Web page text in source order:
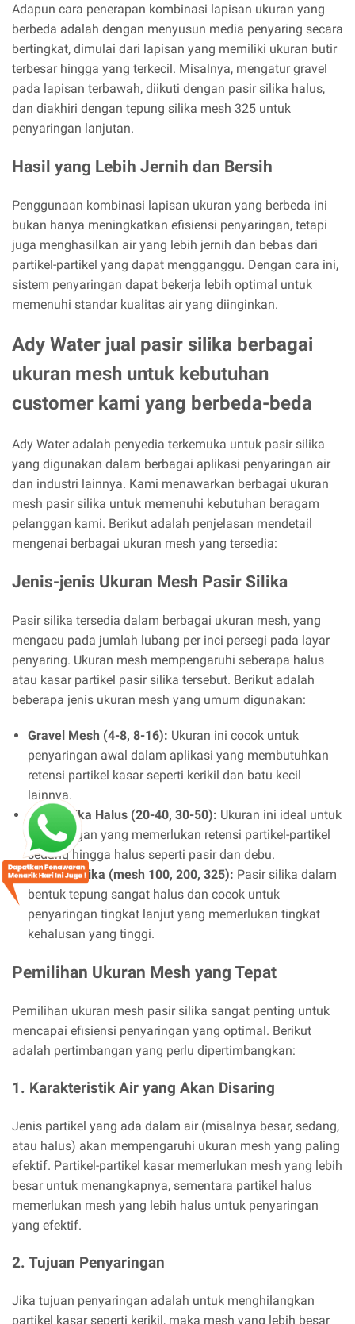
Adapun cara penerapan kombinasi lapisan ukuran yang
berbeda adalah dengan menyusun media penyaring secara
bertingkat, dimulai dari lapisan yang memiliki ukuran butir
terbesar hingga yang terkecil. Misalnya, mengatur gravel
pada lapisan terbawah, diikuti dengan pasir silika halus,
dan diakhiri dengan tepung silika mesh 325 untuk
penyaringan lanjutan.
Hasil yang Lebih Jernih dan Bersih
Penggunaan kombinasi lapisan ukuran yang berbeda ini
bukan hanya meningkatkan efisiensi penyaringan, tetapi
juga menghasilkan air yang lebih jernih dan bebas dari
partikel-partikel yang dapat mengganggu. Dengan cara ini,
sistem penyaringan dapat bekerja lebih optimal untuk
memenuhi standar kualitas air yang diinginkan.
Ady Water jual pasir silika berbagai
ukuran mesh untuk kebutuhan
customer kami yang berbeda-beda
Ady Water adalah penyedia terkemuka untuk pasir silika
yang digunakan dalam berbagai aplikasi penyaringan air
dan industri lainnya. Kami menawarkan berbagai ukuran
mesh pasir silika untuk memenuhi kebutuhan beragam
pelanggan kami. Berikut adalah penjelasan mendetail
mengenai berbagai ukuran mesh yang tersedia:
Jenis-jenis Ukuran Mesh Pasir Silika
Pasir silika tersedia dalam berbagai ukuran mesh, yang
mengacu pada jumlah lubang per inci persegi pada layar
penyaring. Ukuran mesh mempengaruhi seberapa halus
atau kasar partikel pasir silika tersebut. Berikut adalah
beberapa jenis ukuran mesh yang umum digunakan:
Gravel Mesh (4-8, 8-16): Ukuran ini cocok untuk
penyaringan awal dalam aplikasi yang membutuhkan
retensi partikel kasar seperti kerikil dan batu kecil
lainnya.
Pasir Silika Halus (20-40, 30-50): Ukuran ini ideal untuk
penyaringan yang memerlukan retensi partikel-partikel
sedang hingga halus seperti pasir dan debu.
Tepung Silika (mesh 100, 200, 325): Pasir silika dalam
bentuk tepung sangat halus dan cocok untuk
penyaringan tingkat lanjut yang memerlukan tingkat
kehalusan yang tinggi.
Pemilihan Ukuran Mesh yang Tepat
Pemilihan ukuran mesh pasir silika sangat penting untuk
mencapai efisiensi penyaringan yang optimal. Berikut
adalah pertimbangan yang perlu dipertimbangkan:
1. Karakteristik Air yang Akan Disaring
Jenis partikel yang ada dalam air (misalnya besar, sedang,
atau halus) akan mempengaruhi ukuran mesh yang paling
efektif. Partikel-partikel kasar memerlukan mesh yang lebih
besar untuk menangkapnya, sementara partikel halus
memerlukan mesh yang lebih halus untuk penyaringan
yang efektif.
2. Tujuan Penyaringan
Jika tujuan penyaringan adalah untuk menghilangkan
partikel kasar seperti kerikil, maka mesh yang lebih besar